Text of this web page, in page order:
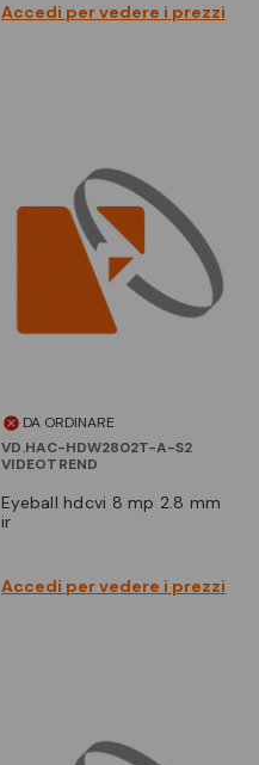
Accedi per vedere i prezzi
DA ORDINARE
VD.HAC-HDW2802T-A-S2
VIDEOTREND
eyeball hdcvi 8 mp 2.8 mm
ir
Accedi per vedere i prezzi